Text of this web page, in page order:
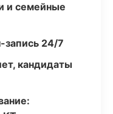
и семейные
запись 24/7
кандидаты